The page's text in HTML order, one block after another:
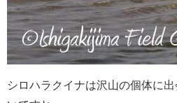
シロハラクイナは沢山の個体に